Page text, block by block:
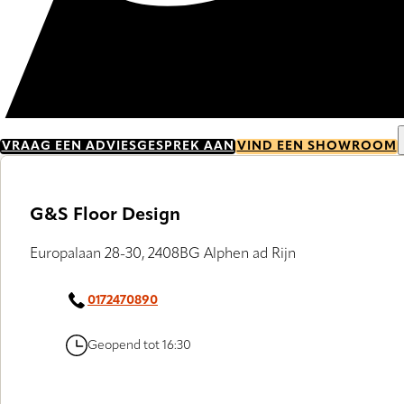
VRAAG EEN ADVIESGESPREK AAN VIND EEN SHOWROOM
G&S Floor Design
Europalaan 28-30, 2408BG Alphen ad Rijn
0172470890
Geopend tot 16:30